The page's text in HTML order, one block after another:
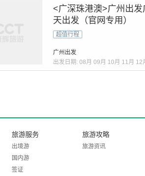
<广深珠港澳>广州出
天出发（官网专用）
超值行程
广州出发
出发日期: 08月 09月 10月 11月 12
旅游服务
出境游
国内游
签证
旅游攻略
旅游资讯